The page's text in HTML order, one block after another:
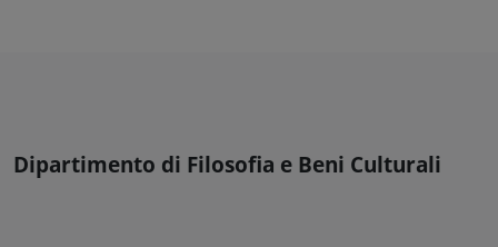
Dipartimento di Filosofia e Beni Culturali